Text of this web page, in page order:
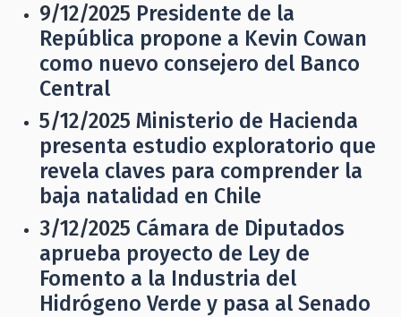
9/12/2025 Presidente de la
República propone a Kevin Cowan
como nuevo consejero del Banco
Central
5/12/2025 Ministerio de Hacienda
presenta estudio exploratorio que
revela claves para comprender la
baja natalidad en Chile
3/12/2025 Cámara de Diputados
aprueba proyecto de Ley de
Fomento a la Industria del
Hidrógeno Verde y pasa al Senado